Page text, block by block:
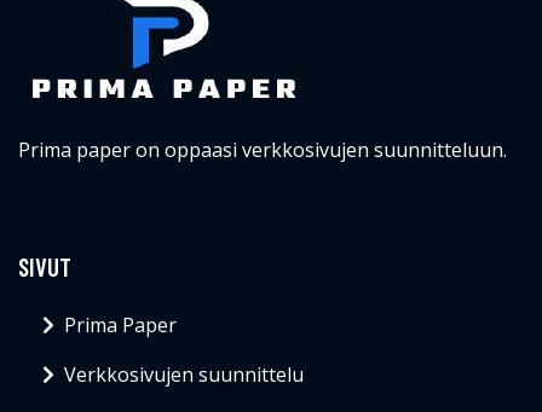
Prima paper on oppaasi verkkosivujen suunnitteluun.
SIVUT
Prima Paper
Verkkosivujen suunnittelu